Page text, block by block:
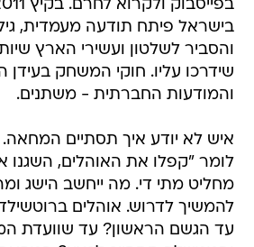
בישראל פיתח תודעה מעמדית,
והסביר לשלטון ועשירי הארץ
שידרכו עליו. חוקי המשחק בעידן
והמודעות החברתית - משתנים.
איש לא יודע איך תסתיים
לומר "קפלו את האוהלים, השגנו
מחליט מתי די. מה ייחשב הישג
להמשיך לדרוש. אוהלים
עד הגשם הראשון? עד שוועדת